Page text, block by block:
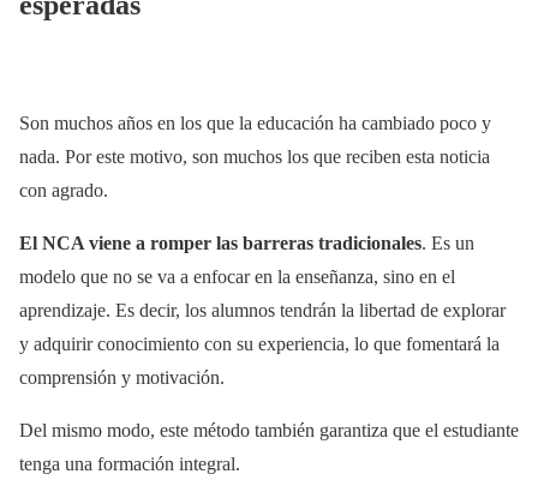
Son muchos años en los que la educación ha cambiado poco y
nada. Por este motivo, son muchos los que reciben esta noticia
con agrado.
El NCA viene a romper las barreras tradicionales. Es un
modelo que no se va a enfocar en la enseñanza, sino en el
aprendizaje. Es decir, los alumnos tendrán la libertad de explorar
y adquirir conocimiento con su experiencia, lo que fomentará la
comprensión y motivación.
Del mismo modo, este método también garantiza que el estudiante
tenga una formación integral.